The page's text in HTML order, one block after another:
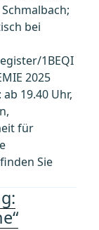
bei
1BEQI
2025
19.40 Uhr,
für
Sie